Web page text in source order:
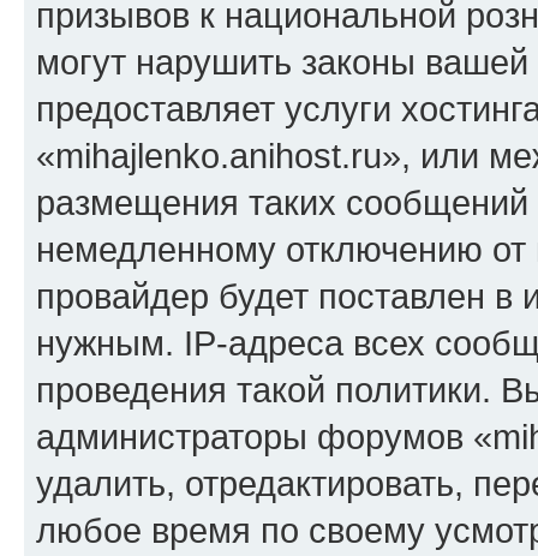
призывов к национальной
могут нарушить законы
предоставляет услуги
«mihajlenko.anihost.ru», или
размещения таких
немедленному отключению
провайдер будет поставлен в
нужным. IP-адреса всех
проведения такой политики.
администраторы форумов
удалить, отредактировать,
любое время по своему